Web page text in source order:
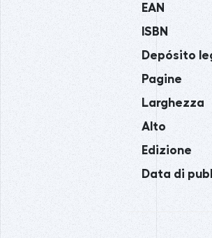
EAN
ISBN
Depósito
Pagine
Larghezza
Alto
Edizione
Data di